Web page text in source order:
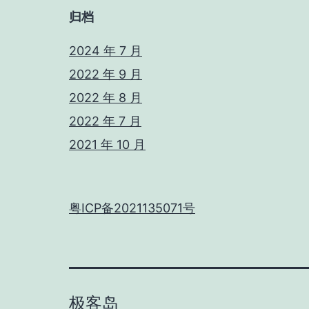
归档
2024 年 7 月
2022 年 9 月
2022 年 8 月
2022 年 7 月
2021 年 10 月
粤ICP备2021135071号
极客岛